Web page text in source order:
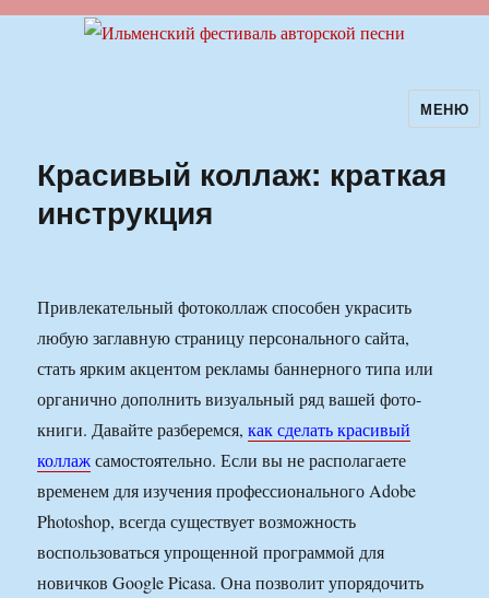
Ильменский фестиваль авторскойМЕНЮ
Красивый коллаж: краткая
инструкция
Привлекательный фотоколлаж способен украсить
любую заглавную страницу персонального сайта,
стать ярким акцентом рекламы баннерного типа или
органично дополнить визуальный ряд вашей фото-
книги. Давайте разберемся,как сделать красивый
коллажсамостоятельно. Если вы не располагаете
временем для изучения профессионального Adobe
Photoshop, всегда существует возможность
воспользоваться упрощенной программой для
новичков Google Picasa. Она позволит упорядочить